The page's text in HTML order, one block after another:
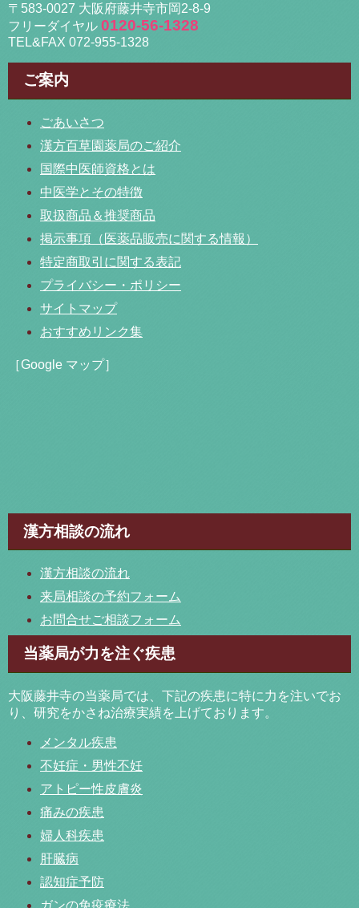
〒583-0027 大阪府藤井寺市岡2-8-9
フリーダイヤル 0120-56-1328
TEL&FAX 072-955-1328
ご案内
ごあいさつ
漢方百草園薬局のご紹介
国際中医師資格とは
中医学とその特徴
取扱商品＆推奨商品
掲示事項（医薬品販売に関する情報）
特定商取引に関する表記
プライバシー・ポリシー
サイトマップ
おすすめリンク集
［Google マップ］
漢方相談の流れ
漢方相談の流れ
来局相談の予約フォーム
お問合せご相談フォーム
当薬局が力を注ぐ疾患
大阪藤井寺の当薬局では、下記の疾患に特に力を注いでお
り、研究をかさね治療実績を上げております。
メンタル疾患
不妊症・男性不妊
アトピー性皮膚炎
痛みの疾患
婦人科疾患
肝臓病
認知症予防
ガンの免疫療法